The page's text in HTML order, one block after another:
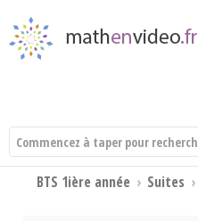
BTS 1ière année › Suites ›